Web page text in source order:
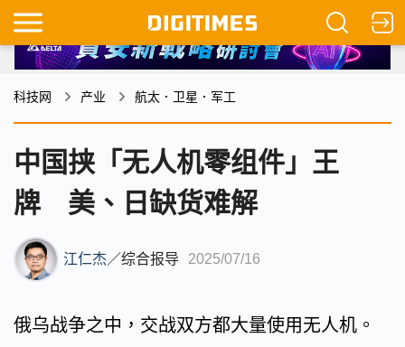
科技网 产业 航太．卫星．军工
中国挟「无人机零组件」王
牌 美、日缺货难解
江仁杰／综合报导 2025/07/16
俄乌战争之中，交战双方都大量使用无人机。